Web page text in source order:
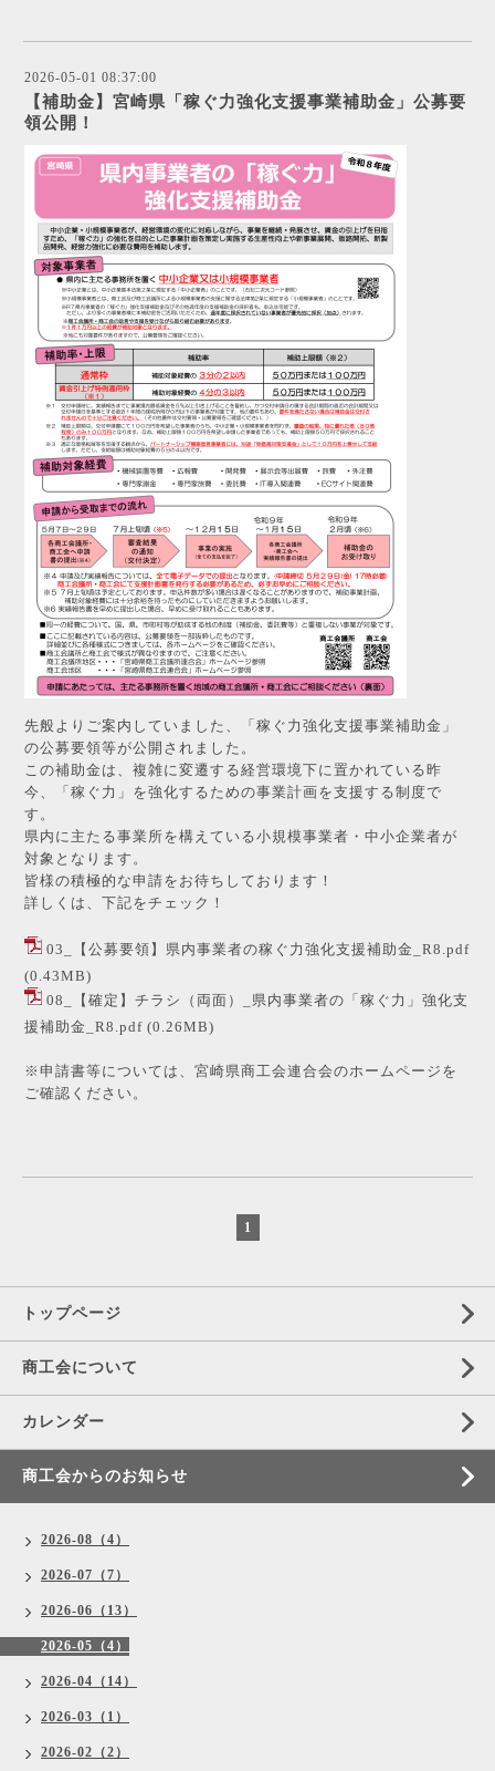
2026-05-01 08:37:00
【補助金】宮崎県「稼ぐ力強化支援事業補助金」公募要
領公開！
先般よりご案内していました、「稼ぐ力強化支援事業補助金」
の公募要領等が公開されました。
この補助金は、複雑に変遷する経営環境下に置かれている昨
今、「稼ぐ力」を強化するための事業計画を支援する制度で
す。
県内に主たる事業所を構えている小規模事業者・中小企業者が
対象となります。
皆様の積極的な申請をお待ちしております！
詳しくは、下記をチェック！
03_【公募要領】県内事業者の稼ぐ力強化支援補助金_R8.pdf
(0.43MB)
08_【確定】チラシ（両面）_県内事業者の「稼ぐ力」強化支
援補助金_R8.pdf (0.26MB)
※申請書等については、 宮崎県商工会連合会のホームページを
ご確認ください。
1
トップページ
商工会について
カレンダー
商工会からのお知らせ
2026-08（4）
2026-07（7）
2026-06（13）
2026-05（4）
2026-04（14）
2026-03（1）
2026-02（2）